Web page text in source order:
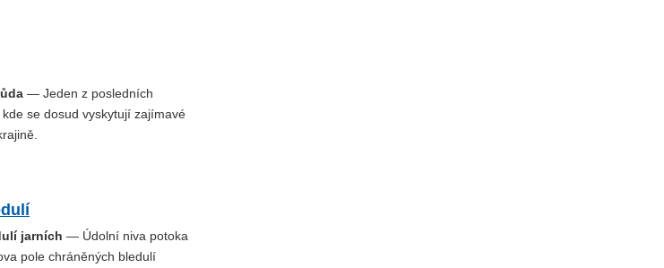
— Jeden z posledních
se dosud vyskytují zajímavé
jarních — Údolní niva potoka
pole chráněných bledulí